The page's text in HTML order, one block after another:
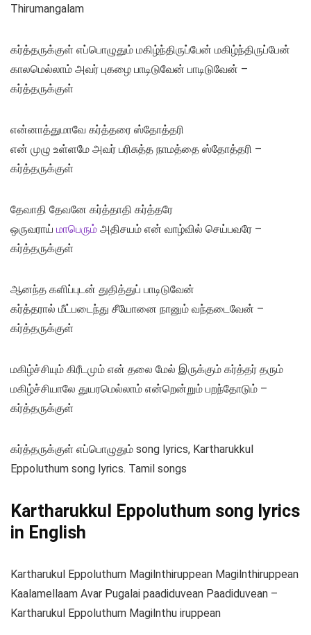
Thirumangalam
கர்த்தருக்குள் எப்பொழுதும் மகிழ்ந்திருப்பேன் மகிழ்ந்திருப்பேன்
காலமெல்லாம் அவர் புகழை பாடிடுவேன் பாடிடுவேன் –
கர்த்தருக்குள்
என்னாத்துமாவே கர்த்தரை ஸ்தோத்தரி
என் முழு உள்ளமே அவர் பரிசுத்த நாமத்தை ஸ்தோத்தரி –
கர்த்தருக்குள்
தேவாதி தேவனே கர்த்தாதி கர்த்தரே
ஒருவராய் மாபெரும் அதிசயம் என் வாழ்வில் செய்பவரே –
கர்த்தருக்குள்
ஆனந்த களிப்புடன் துதித்துப் பாடிடுவேன்
கர்த்தரால் மீட்படைந்து சீயோனை நானும் வந்தடைவேன் –
கர்த்தருக்குள்
மகிழ்ச்சியும் கிரீடமும் என் தலை மேல் இருக்கும் கர்த்தர் தரும்
மகிழ்ச்சியாலே துயரமெல்லாம் என்றென்றும் பறந்தோடும் –
கர்த்தருக்குள்
கர்த்தருக்குள் எப்பொழுதும் song lyrics, Kartharukkul
Eppoluthum song lyrics. Tamil songs
Kartharukkul Eppoluthum song lyrics
in English
Kartharukul Eppoluthum Magilnthiruppean Magilnthiruppean
Kaalamellaam Avar Pugalai paadiduvean Paadiduvean –
Kartharukul Eppoluthum Magilnthu iruppean